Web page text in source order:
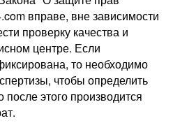
вправе, вне зависимости
проверку качества и
центре. Если
то необходимо
чтобы определить
этого производится